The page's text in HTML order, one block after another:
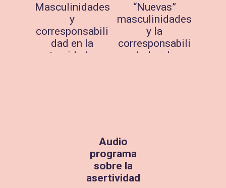
Masculinidades
y
corresponsabili
dad en la
maternidad, con
“Nuevas”
masculinidades
y la
corresponsabili
dad en la
Audio
programa
sobre la
asertividad